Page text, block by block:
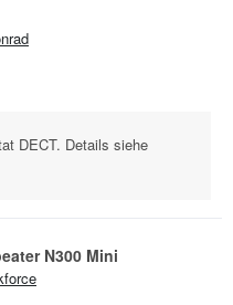
DECT. Details siehe
N300 Mini